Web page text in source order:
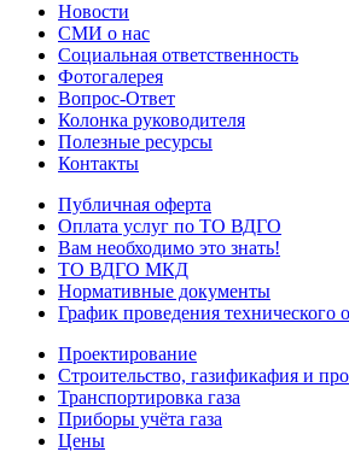
Новости
СМИ о нас
Социальная ответственность
Фотогалерея
Вопрос-Ответ
Колонка руководителя
Полезные ресурсы
Контакты
Публичная оферта
Оплата услуг по ТО ВДГО
Вам необходимо это знать!
ТО ВДГО МКД
Нормативные документы
График проведения технического
Проектирование
Строительство, газификафия и
Транспортировка газа
Приборы учёта газа
Цены